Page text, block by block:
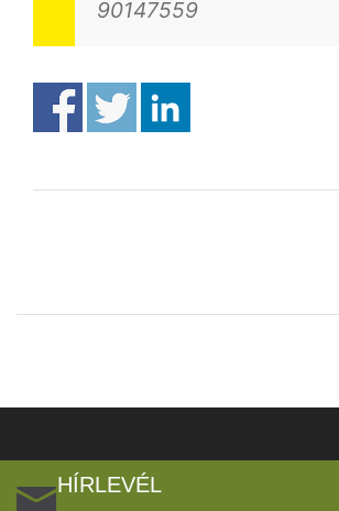
90147559
HÍRLEVÉL